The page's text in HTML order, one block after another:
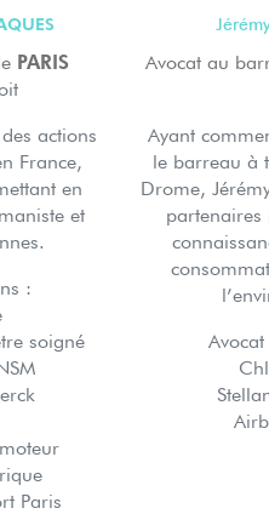
PARIS
actions
France,
en
et
:
soigné
Paris
Avocat au
Ayant
le barreau à
Drome,
partenaires